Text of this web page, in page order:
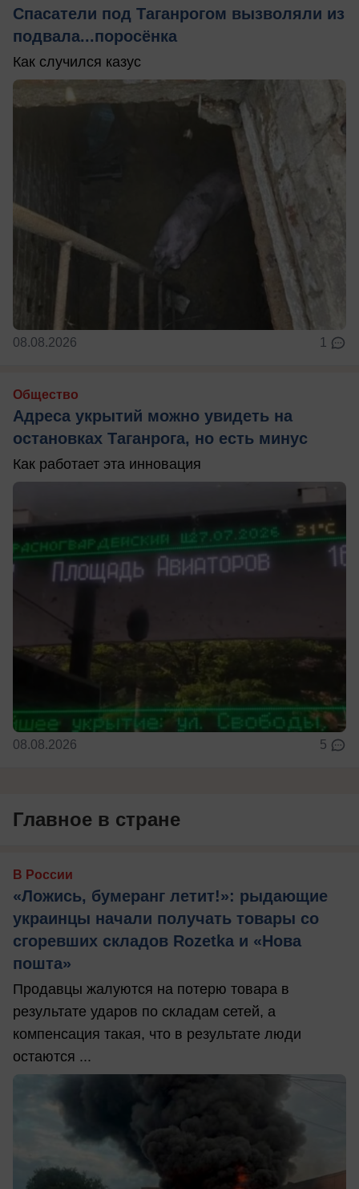
Спасатели под Таганрогом вызволяли из
подвала...поросёнка
Как случился казус
08.08.2026 1
Общество
Адреса укрытий можно увидеть на
остановках Таганрога, но есть минус
Как работает эта инновация
08.08.2026 5
Главное в стране
В России
«Ложись, бумеранг летит!»: рыдающие
украинцы начали получать товары со
сгоревших складов Rozetka и «Нова
пошта»
Продавцы жалуются на потерю товара в
результате ударов по складам сетей, а
компенсация такая, что в результате люди
остаются ...